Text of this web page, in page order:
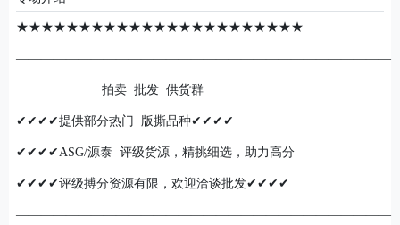
★★★★★★★★★★★★★★★★★★★★★★★
——————————————————————————————
拍卖 批发 供货群
✔✔✔✔提供部分热门 版撕品种✔✔✔✔
✔✔✔✔ASG/源泰 评级货源，精挑细选，助力高分
✔✔✔✔评级搏分资源有限，欢迎洽谈批发✔✔✔✔
——————————————————————————————